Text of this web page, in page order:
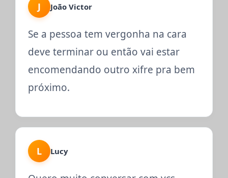
J João Victor
Se a pessoa tem vergonha na cara
deve terminar ou então vai estar
encomendando outro xifre pra bem
próximo.
L Lucy